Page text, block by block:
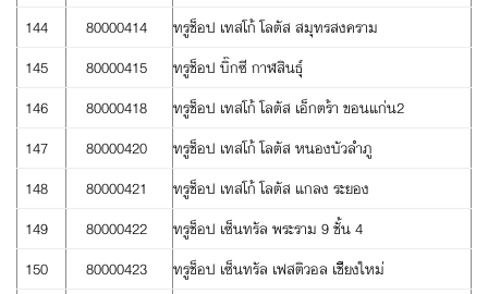
144
80000414
ทรูช็อป เทสโก้ โลตัส สมุทรสงคราม
145
80000415
ทรูช็อป บิ๊กซี กาฬสินธุ์
146
80000418
ทรูช็อป เทสโก้ โลตัส เอ็กตร้า ขอนแก่น2
147
80000420
ทรูช็อป เทสโก้ โลตัส หนองบัวลำภู
148
80000421
ทรูช็อป เทสโก้ โลตัส แกลง ระยอง
149
80000422
ทรูช็อป เซ็นทรัล พระราม 9 ชั้น 4
150
80000423
ทรูช็อป เซ็นทรัล เฟสติวอล เชียงใหม่